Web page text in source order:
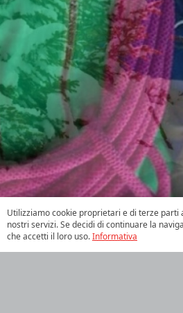
Utilizziamo cookie proprietari e di terze parti
nostri servizi. Se decidi di continuare la
che accetti il loro uso.Informativa